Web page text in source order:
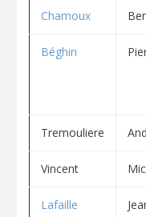
Chamoux
Béghin
Tremouliere
Vincent
Lafaille